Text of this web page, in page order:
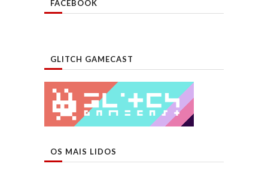
FACEBOOK
GLITCH GAMECAST
OS MAIS LIDOS